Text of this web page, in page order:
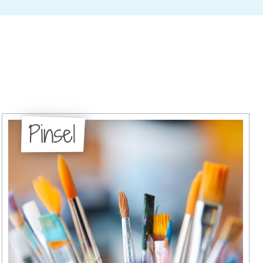
Pinsel